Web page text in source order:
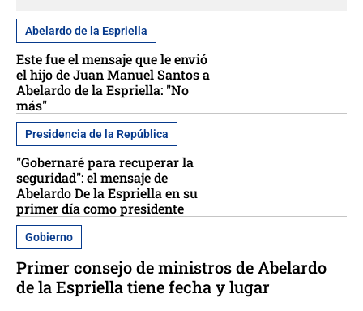
Abelardo de la Espriella
Este fue el mensaje que le envió
el hijo de Juan Manuel Santos a
Abelardo de la Espriella: "No
más"
Presidencia de la República
"Gobernaré para recuperar la
seguridad": el mensaje de
Abelardo De la Espriella en su
primer día como presidente
Gobierno
Primer consejo de ministros de Abelardo
de la Espriella tiene fecha y lugar